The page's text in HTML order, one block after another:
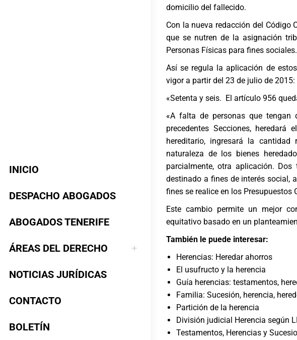
INICIO
DESPACHO ABOGADOS
ABOGADOS TENERIFE
ÁREAS DEL DERECHO
NOTICIAS JURÍDICAS
CONTACTO
BOLETÍN
domicilio del fallecido.
Con la nueva redacción del Código
que se nutren de la asignación
Personas Físicas para fines sociales.
Así se regula la aplicación de
vigor a partir del 23 de julio de 2015:
«Setenta y seis. El artículo 956
«A falta de personas que tengan
precedentes Secciones,
hereditario, ingresará la
naturaleza de los bienes
parcialmente, otra aplicación.
destinado a fines de interés social,
fines se realice en los Presupuestos
Este cambio permite un mejor
equitativo basado en un
También le puede interesar:
Herencias: Heredar ahorros
El usufructo y la herencia
Guía herencias: testamentos,
Familia: Sucesión, herencia,
Partición de la herencia
División judicial Herencia según
Testamentos, Herencias y